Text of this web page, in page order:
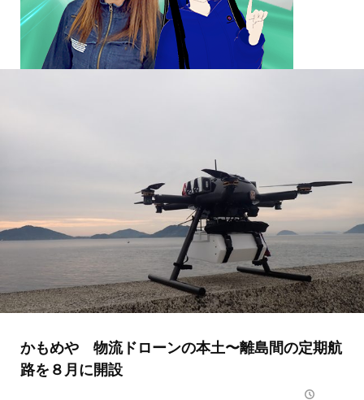
かもめや 物流ドローンの本土〜離島間の定期航
路を８月に開設